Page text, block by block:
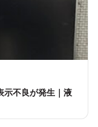
示不良が発生｜液